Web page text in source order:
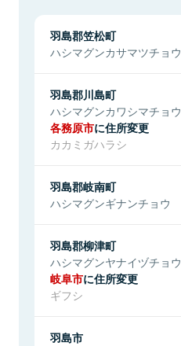
羽島郡笠松町
ハシマグンカサマツチョウ
羽島郡川島町
ハシマグンカワシマチョウ
各務原市に住所変更
カカミガハラシ
羽島郡岐南町
ハシマグンギナンチョウ
羽島郡柳津町
ハシマグンヤナイヅチョウ
岐阜市に住所変更
ギフシ
羽島市